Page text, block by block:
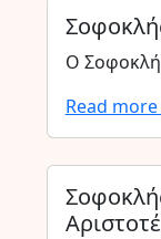
Ο
Read more